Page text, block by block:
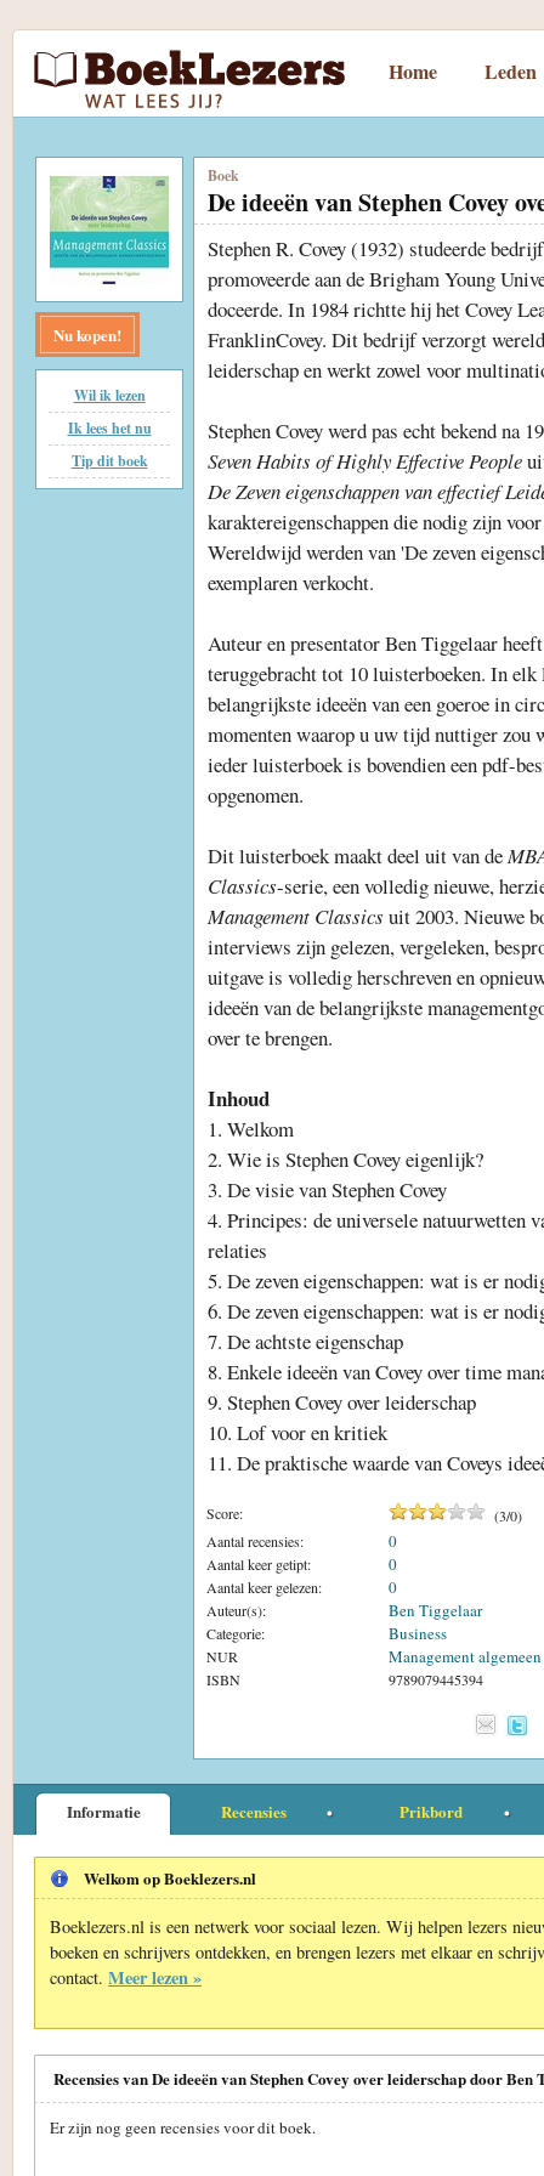
Home Leden
Nu kopen!
Wil ik lezen
Ik lees het nu
Tip dit boek
Boek
De ideeën van Stephen Covey
Stephen R. Covey (1932) studeerde
promoveerde aan de Brigham Young
doceerde. In 1984 richtte hij het Covey
FranklinCovey. Dit bedrijf verzorgt
leiderschap en werkt zowel voor
Stephen Covey werd pas echt bekend na
Seven Habits of Highly Effective People
De Zeven eigenschappen van effectief
karaktereigenschappen die nodig zijn
Wereldwijd werden van 'De zeven
exemplaren verkocht.
Auteur en presentator Ben Tiggelaar
teruggebracht tot 10 luisterboeken. In
belangrijkste ideeën van een goeroe in
momenten waarop u uw tijd nuttiger zou
ieder luisterboek is bovendien een pdf-
opgenomen.
Dit luisterboek maakt deel uit van de
Classics-serie, een volledig nieuwe,
Management Classics uit 2003. Nieuwe
interviews zijn gelezen, vergeleken,
uitgave is volledig herschreven en
ideeën van de belangrijkste
over te brengen.
Inhoud
1. Welkom
2. Wie is Stephen Covey eigenlijk?
3. De visie van Stephen Covey
4. Principes: de universele natuurwetten
relaties
5. De zeven eigenschappen: wat is er
6. De zeven eigenschappen: wat is er
7. De achtste eigenschap
8. Enkele ideeën van Covey over time
9. Stephen Covey over leiderschap
10. Lof voor en kritiek
11. De praktische waarde van Coveys
Score: (3/0)
Aantal recensies:
0
Aantal keer getipt: 0
Aantal keer gelezen: 0
Auteur(s): Ben Tiggelaar
Categorie: Business
NUR Management algemeen
ISBN 9789079445394
Informatie Recensies Prikbord
Welkom op Boeklezers.nl
Boeklezers.nl is een netwerk voor sociaal lezen. Wij helpen lezers
boeken en schrijvers ontdekken, en brengen lezers met elkaar en
contact. Meer lezen »
Recensies van De ideeën van Stephen Covey over leiderschap door
Er zijn nog geen recensies voor dit boek.